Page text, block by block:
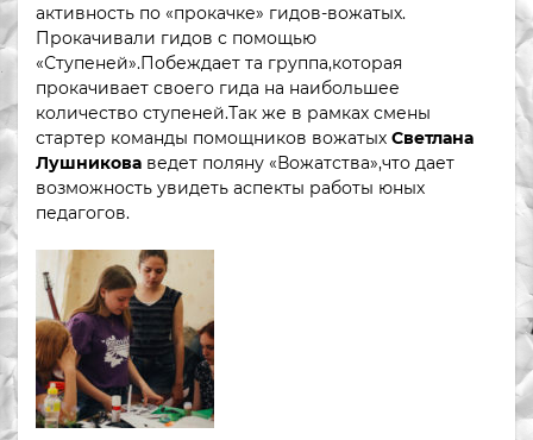
активность по «прокачке» гидов-вожатых.
Прокачивали гидов с помощью
«Ступеней».Побеждает та группа,которая
прокачивает своего гида на наибольшее
количество ступеней.Так же в рамках смены
стартер команды помощников вожатых Светлана
Лушникова ведет поляну «Вожатства»,что дает
возможность увидеть аспекты работы юных
педагогов.